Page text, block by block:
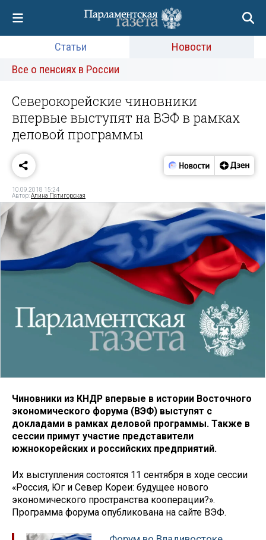
Статьи
Новости
Все о пенсиях в России
Северокорейские чиновники
впервые выступят на ВЭФ в рамках
деловой программы
10.09.2018 15:24
Автор:Алина Пятигорская
Чиновники из КНДР впервые в истории Восточного
экономического форума (ВЭФ) выступят с
докладами в рамках деловой программы. Также в
сессии примут участие представители
южнокорейских и российских предприятий.
Их выступления состоятся 11 сентября в ходе сессии
«Россия, Юг и Север Кореи: будущее нового
экономического пространства кооперации?».
Программа форума опубликована на сайте ВЭФ.